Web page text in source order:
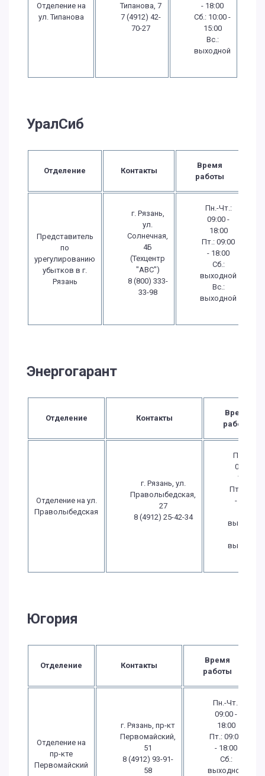
Отделение на
ул. Типанова
Типанова, 7
7 (4912) 42-
70-27
- 18:00
Сб.: 10:00 -
15:00
Вс.:
выходной
УралСиб
Отделение Контакты
Время
работы
Представитель
по
урегулированию
убытков в г.
Рязань
г. Рязань,
ул.
Солнечная,
4Б
(Техцентр
"ABC")
8 (800) 333-
33-98
Пн.-Чт.:
09:00 -
18:00
Пт.: 09:00
- 18:00
Сб.:
выходной
Вс.:
выходной
Энергогарант
Отделение Контакты
Время
работы
Отделение на ул.
Праволыбедская
г. Рязань, ул.
Праволыбедская,
27
8 (4912) 25-42-34
Пн.-Чт.:
09:00 -
18:00
Пт.: 09:00
- 18:00
выходной
выходной
Югория
Отделение Контакты
Время
работы
Отделение на
пр-кте
Первомайский
г. Рязань, пр-кт
Первомайский,
51
8 (4912) 93-91-
58
Пн.-Чт.:
09:00 -
18:00
Пт.: 09:00
- 18:00
Сб.:
выходной